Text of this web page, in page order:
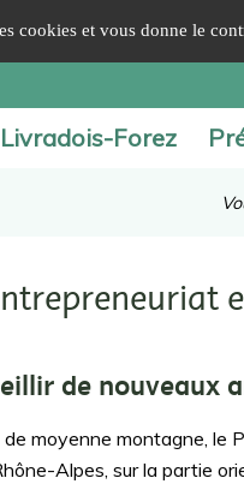
Forez
de
moyenne montagne, le
Alpes, sur la partie
cookies et vous donne le